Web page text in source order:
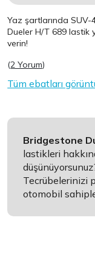
Yaz şartlarında
Dueler H/T 689 lastik
verin!
(2 Yorum)
Tüm ebatları
Bridgestone
lastikleri
Tecrübelerinizi
otomobil